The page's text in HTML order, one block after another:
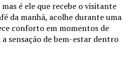
é ele que recebe o visitante
da manhã, acolhe durante uma
conforto em momentos de
sensação de bem-estar dentro